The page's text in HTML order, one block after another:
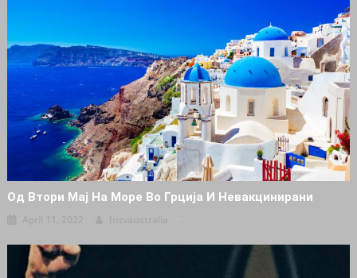
Oд Втори Мај На Море Во Грција И Невакцинирани